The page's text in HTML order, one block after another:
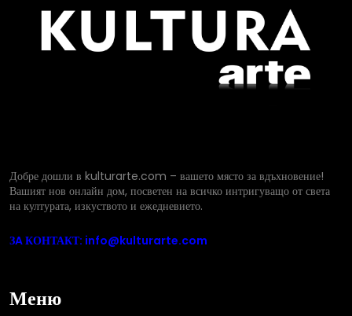
Добре дошли в kulturarte.com – вашето място за вдъхновение!
Вашият нов онлайн дом, посветен на всичко интригуващо от света
на културата, изкуството и ежедневието.
ЗA КОНТАКТ: info@kulturarte.com
Меню